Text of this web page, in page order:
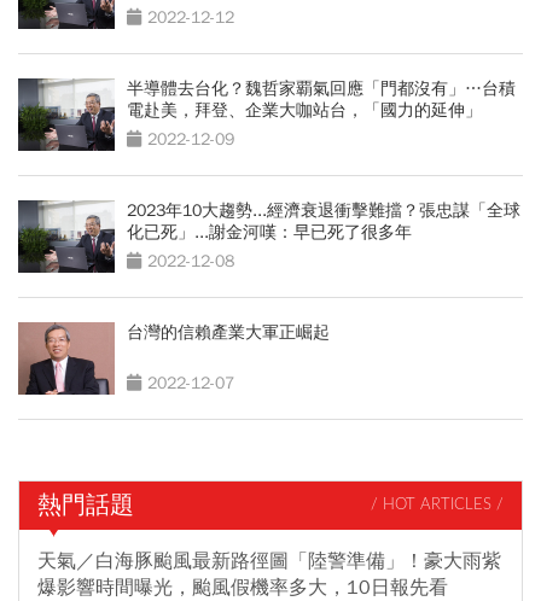
2022-12-12
半導體去台化？魏哲家覇氣回應「門都沒有」…台積
電赴美，拜登、企業大咖站台，「國力的延伸」
2022-12-09
2023年10大趨勢...經濟衰退衝擊難擋？張忠謀「全球
化已死」...謝金河嘆：早已死了很多年
2022-12-08
台灣的信賴產業大軍正崛起
2022-12-07
熱門話題 / HOT ARTICLES /
天氣／白海豚颱風最新路徑圖「陸警準備」！豪大雨紫
爆影響時間曝光，颱風假機率多大，10日報先看